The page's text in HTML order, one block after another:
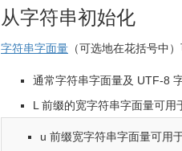
从字符串初始化
字符串字面量 （可选地在花括号中
通常字符串字面量及 UTF-8
L 前缀的宽字符串字面量可用
u 前缀宽字符串字面量可用